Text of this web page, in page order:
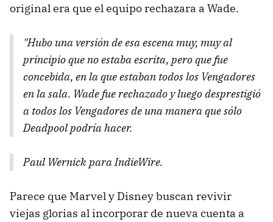
original era que el equipo rechazara a Wade.
"Hubo una versión de esa escena muy, muy al
principio que no estaba escrita, pero que fue
concebida, en la que estaban todos los Vengadores
en la sala. Wade fue rechazado y luego desprestigió
a todos los Vengadores de una manera que sólo
Deadpool podría hacer.
Paul Wernick para IndieWire.
Parece que Marvel y Disney buscan revivir
viejas glorias al incorporar de nueva cuenta a